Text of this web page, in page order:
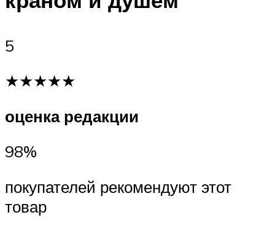
5
★★★★★
оценка редакции
98%
покупателей рекомендуют этот
товар